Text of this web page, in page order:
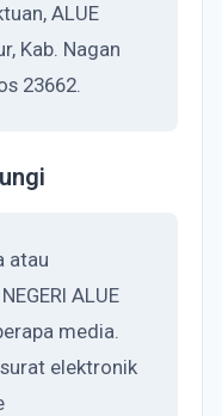
ALUE
Kab. Nagan
23662.
atau
ALUE
media.
elektronik